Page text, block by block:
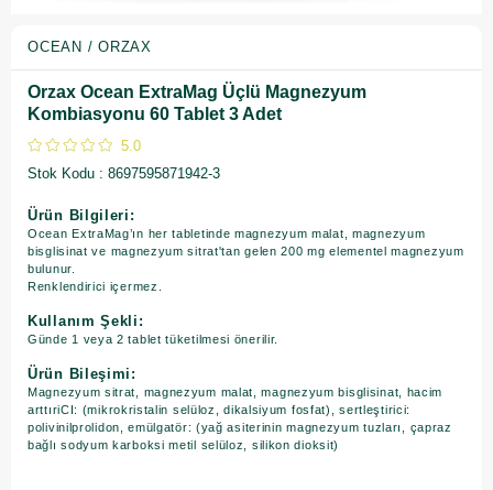
OCEAN / ORZAX
Orzax Ocean ExtraMag Üçlü Magnezyum
Kombiasyonu 60 Tablet 3 Adet
5.0
Stok Kodu
8697595871942-3
Ürün Bilgileri:
Ocean ExtraMag’ın her tabletinde magnezyum malat, magnezyum
bisglisinat ve magnezyum sitrat'tan gelen 200 mg elementel magnezyum
bulunur.
Renklendirici içermez.
Kullanım Şekli:
Günde 1 veya 2 tablet tüketilmesi önerilir.
Ürün Bileşimi:
Magnezyum sitrat, magnezyum malat, magnezyum bisglisinat, hacim
arttıriCI: (mikrokristalin selüloz, dikalsiyum fosfat), sertleştirici:
polivinilprolidon, emülgatör: (yağ asiterinin magnezyum tuzları, çapraz
bağlı sodyum karboksi metil selüloz, silikon dioksit)